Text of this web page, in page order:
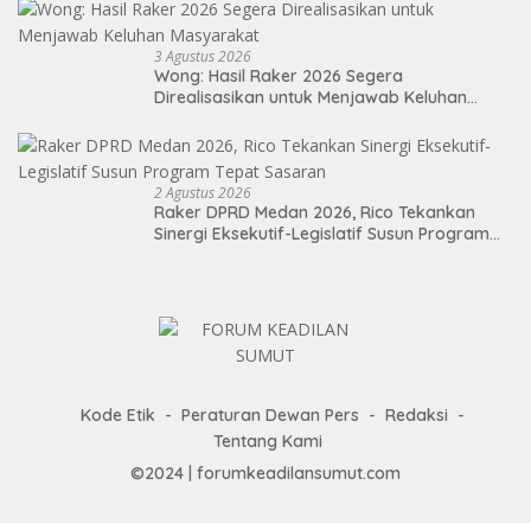
3 Agustus 2026
Wong: Hasil Raker 2026 Segera
Direalisasikan untuk Menjawab Keluhan
2 Agustus 2026
Raker DPRD Medan 2026, Rico Tekankan
Sinergi Eksekutif-Legislatif Susun Program
Kode Etik Peraturan Dewan Pers
Redaksi
Tentang Kami
©2024 | forumkeadilansumut.com